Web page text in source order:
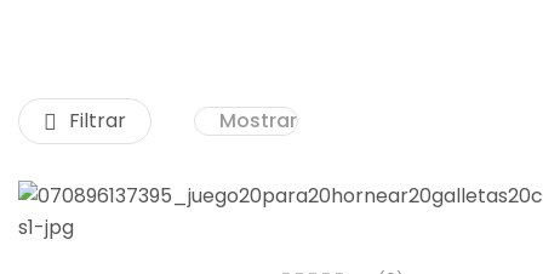
Filtrar Mostrar